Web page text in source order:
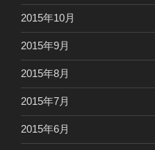
2015年10月
2015年9月
2015年8月
2015年7月
2015年6月